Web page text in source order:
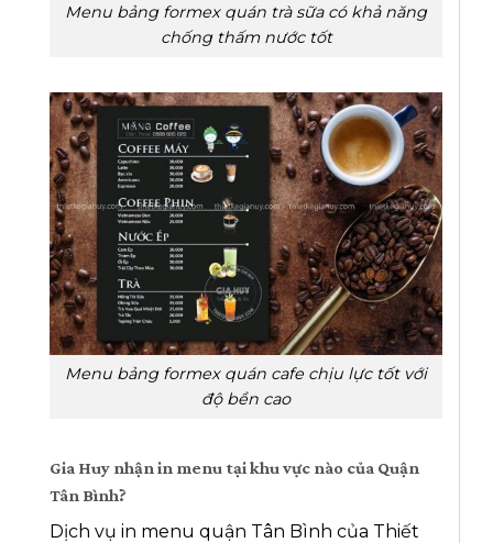
Menu bảng formex quán trà sữa có khả năng
chống thấm nước tốt
Menu bảng formex quán cafe chịu lực tốt với
độ bền cao
Gia Huy nhận in menu tại khu vực nào của Quận
Tân Bình?
Dịch vụ in menu quận Tân Bình của Thiết